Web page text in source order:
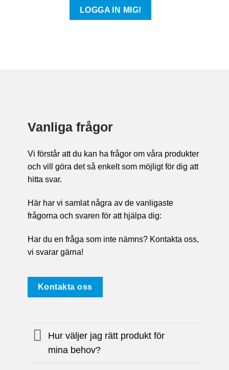
Vanliga frågor
Vi förstår att du kan ha frågor om våra produkter
och vill göra det så enkelt som möjligt för dig att
hitta svar.
Här har vi samlat några av de vanligaste
frågorna och svaren för att hjälpa dig:
Har du en fråga som inte nämns? Kontakta oss,
vi svarar gärna!
Kontakta oss
Hur väljer jag rätt produkt för
mina behov?